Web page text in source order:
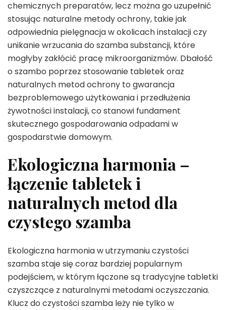
chemicznych preparatów, lecz można go uzupełnić
stosując naturalne metody ochrony, takie jak
odpowiednia pielęgnacja w okolicach instalacji czy
unikanie wrzucania do szamba substancji, które
mogłyby zakłócić pracę mikroorganizmów. Dbałość
o szambo poprzez stosowanie tabletek oraz
naturalnych metod ochrony to gwarancja
bezproblemowego użytkowania i przedłużenia
żywotności instalacji, co stanowi fundament
skutecznego gospodarowania odpadami w
gospodarstwie domowym.
Ekologiczna harmonia –
łączenie tabletek i
naturalnych metod dla
czystego szamba
Ekologiczna harmonia w utrzymaniu czystości
szamba staje się coraz bardziej popularnym
podejściem, w którym łączone są tradycyjne tabletki
czyszczące z naturalnymi metodami oczyszczania.
Klucz do czystości szamba leży nie tylko w